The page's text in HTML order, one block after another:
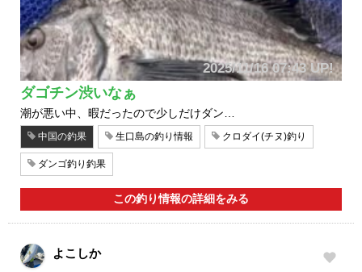
2025/11/16 07:43 UP!
ダゴチン渋いなぁ
潮が悪い中、暇だったので少しだけダン…
中国の釣果 生口島の釣り情報 クロダイ(チヌ)釣り
ダンゴ釣り釣果
この釣り情報の詳細をみる
よこしか